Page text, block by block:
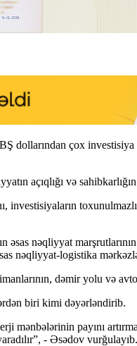
dollarından çox
açıqlığı və
investisiyaların
əsas nəqliyyat
nəqliyyat-logistika
dəmir yolu və
biri kimi dəyərləndirib.
mənbələrinin payını
- Əsədov vurğulayıb.